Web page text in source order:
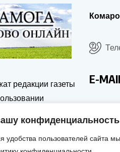
конфиденциальность
удобства пользователей сайта мы
редакции газеты
на источник и
E-